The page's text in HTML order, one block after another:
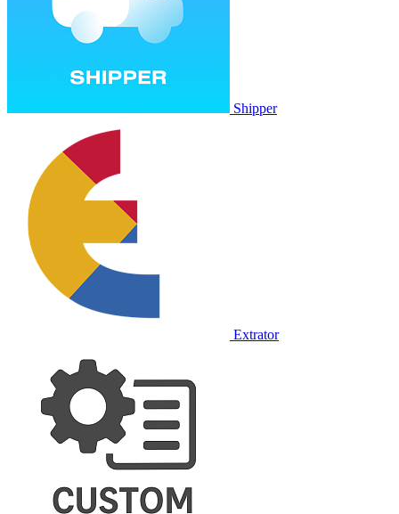
Shipper
Extrator